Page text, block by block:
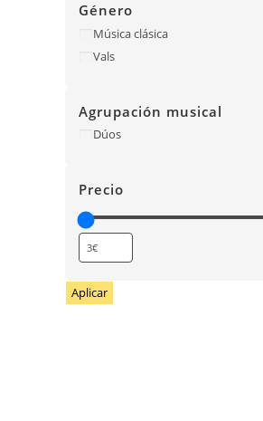
Género
Música clásica
Vals
Agrupación musical
Dúos
Precio
Aplicar